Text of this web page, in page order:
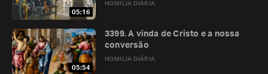
05:16
HOMILIA DIÁRIA
05:54
HOMILIA DIÁRIA
3399. A vinda de Cristo e a nossa
conversão